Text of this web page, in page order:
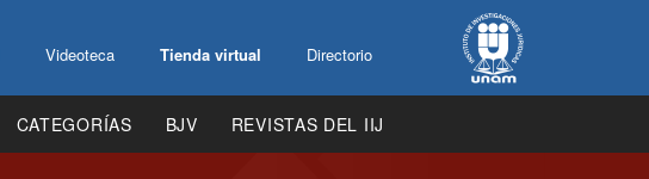
Videoteca Tienda virtual Directorio
CATEGORÍAS BJV REVISTAS DEL IIJ